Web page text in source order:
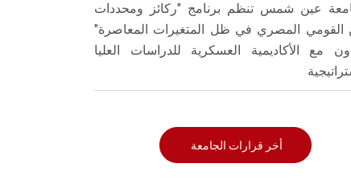
عين شمس تنظم برنامج "ركائز ومحددات
القومي المصري في ظل المتغيرات المعاصرة"
مع الأكاديمية العسكرية للدراسات العليا
أخر قرارات الجامعة